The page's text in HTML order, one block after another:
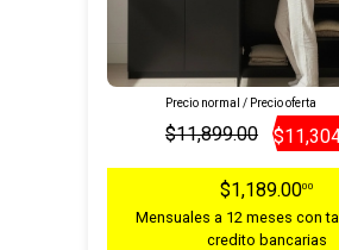
Precio normal / Precio oferta
$11,899.00
$1,189.0000
Mensuales a 12 meses con
credito bancarias